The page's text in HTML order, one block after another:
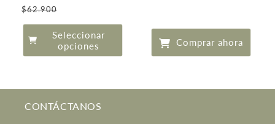
$62.900
de
oferta
Seleccionar
opciones
Comprar ahora
CONTÁCTANOS